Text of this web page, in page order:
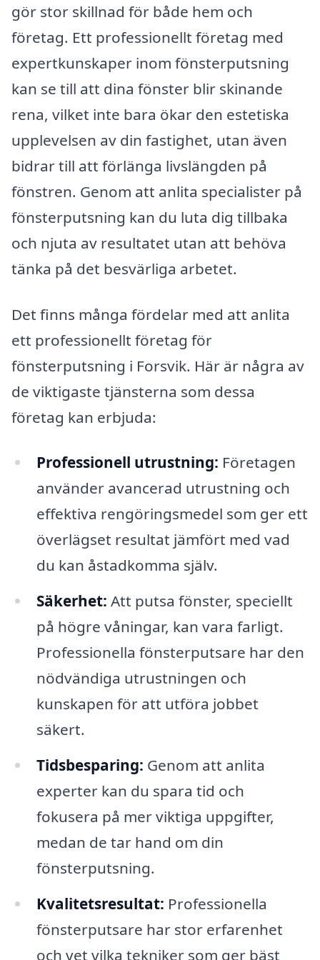
gör stor skillnad för både hem och
företag. Ett professionellt företag med
expertkunskaper inom fönsterputsning
kan se till att dina fönster blir skinande
rena, vilket inte bara ökar den estetiska
upplevelsen av din fastighet, utan även
bidrar till att förlänga livslängden på
fönstren. Genom att anlita specialister på
fönsterputsning kan du luta dig tillbaka
och njuta av resultatet utan att behöva
tänka på det besvärliga arbetet.
Det finns många fördelar med att anlita
ett professionellt företag för
fönsterputsning i Forsvik. Här är några av
de viktigaste tjänsterna som dessa
företag kan erbjuda:
Professionell utrustning: Företagen
använder avancerad utrustning och
effektiva rengöringsmedel som ger ett
överlägset resultat jämfört med vad
du kan åstadkomma själv.
Säkerhet: Att putsa fönster, speciellt
på högre våningar, kan vara farligt.
Professionella fönsterputsare har den
nödvändiga utrustningen och
kunskapen för att utföra jobbet
säkert.
Tidsbesparing: Genom att anlita
experter kan du spara tid och
fokusera på mer viktiga uppgifter,
medan de tar hand om din
fönsterputsning.
Kvalitetsresultat: Professionella
fönsterputsare har stor erfarenhet
och vet vilka tekniker som ger bäst